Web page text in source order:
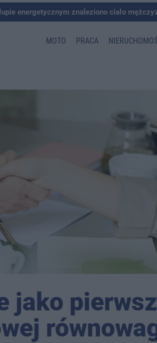
energetycznym znaleziono ciało
MOTO PRACA
jako